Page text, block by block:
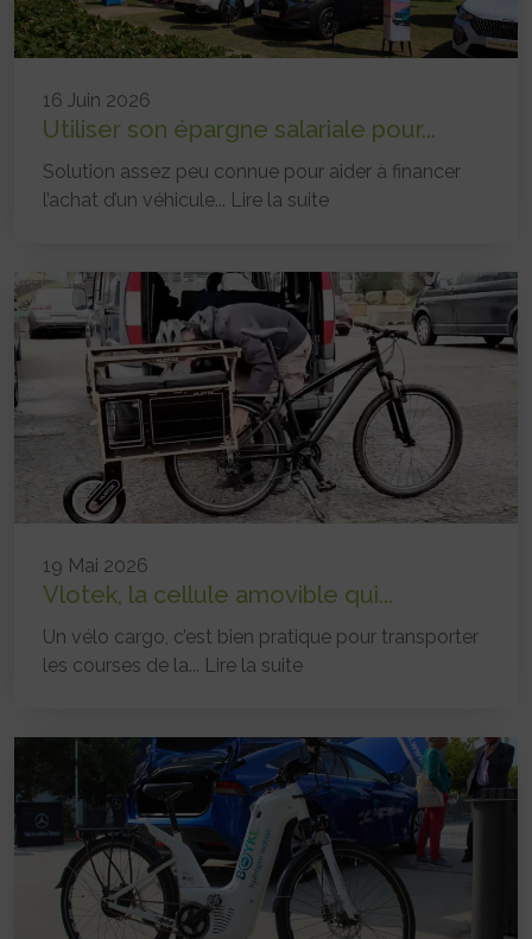
16 Juin 2026
Utiliser son épargne salariale pour...
Solution assez peu connue pour aider à financer
l’achat d’un véhicule... Lire la suite
19 Mai 2026
Vlotek, la cellule amovible qui...
Un vélo cargo, c’est bien pratique pour transporter
les courses de la... Lire la suite